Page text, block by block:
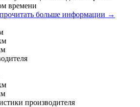
времени
больше информации →
производителя